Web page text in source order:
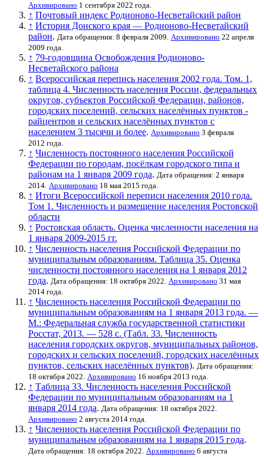
Архивировано 1 сентября 2022 года.
↑ Почтовый индекс Родионово-Несветайский район
↑ История Донского края — Родионово-Несветайский
район. Дата обращения: 8 февраля 2009. Архивировано 22 апреля
2009 года.
↑ 79-годовщина Освобождения Родионово-
Несветайского района
↑ Всероссийская перепись населения 2002 года. Том. 1,
таблица 4. Численность населения России, федеральных
округов, субъектов Российской Федерации, районов,
городских поселений, сельских населённых пунктов -
райцентров и сельских населённых пунктов с
населением 3 тысячи и более. Архивировано 3 февраля
2012 года.
↑ Численность постоянного населения Российской
Федерации по городам, посёлкам городского типа и
районам на 1 января 2009 года. Дата обращения: 2 января
2014. Архивировано 18 мая 2015 года.
↑ Итоги Всероссийской переписи населения 2010 года.
Том 1. Численность и размещение населения Ростовской
области
↑ Ростовская область. Оценка численности населения на
1 января 2009-2015 гг.
↑ Численность населения Российской Федерации по
муниципальным образованиям. Таблица 35. Оценка
численности постоянного населения на 1 января 2012
года. Дата обращения: 18 октября 2022. Архивировано 31 мая
2014 года.
↑ Численность населения Российской Федерации по
муниципальным образованиям на 1 января 2013 года. —
М.: Федеральная служба государственной статистики
Росстат, 2013. — 528 с. (Табл. 33. Численность
населения городских округов, муниципальных районов,
городских и сельских поселений, городских населённых
пунктов, сельских населённых пунктов). Дата обращения:
18 октября 2022. Архивировано 16 ноября 2013 года.
↑ Таблица 33. Численность населения Российской
Федерации по муниципальным образованиям на 1
января 2014 года. Дата обращения: 18 октября 2022.
Архивировано 2 августа 2014 года.
↑ Численность населения Российской Федерации по
муниципальным образованиям на 1 января 2015 года.
Дата обращения: 18 октября 2022. Архивировано 6 августа